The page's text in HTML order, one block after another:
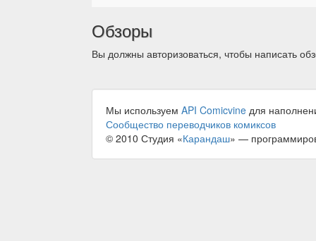
Обзоры
Вы должны авторизоваться, чтобы написать
Мы используем API Comicvine для
Сообщество переводчиков комиксов
© 2010 Студия «Карандаш» —